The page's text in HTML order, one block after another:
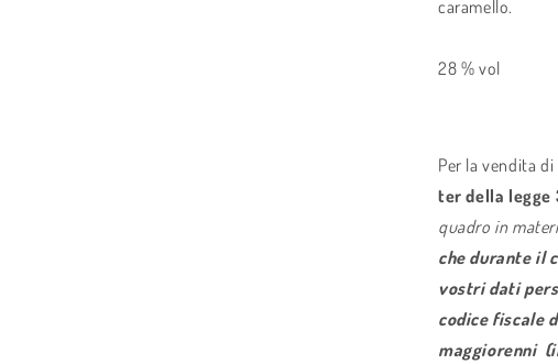
caramello.
28 % vol
Per la vendita
ter della legge
quadro in
che durante il
vostri dati
codice fiscale
maggiorenni